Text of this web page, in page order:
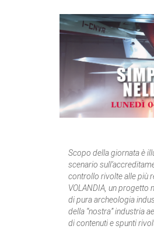
Scopo della giornata è
scenario
controllo rivolte alle più
VOLANDIA, un
di pura archeologia
della “nostra” industria
di contenuti e spunti